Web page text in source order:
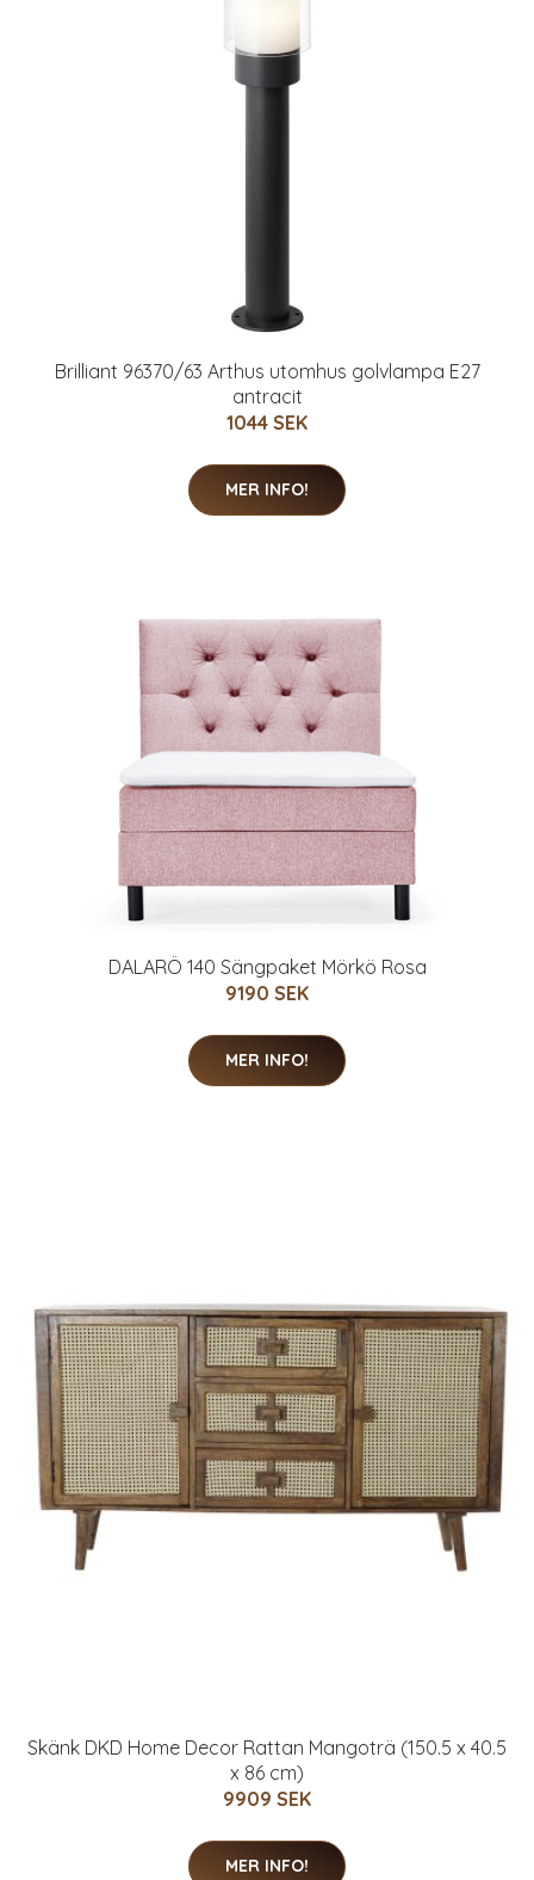
Brilliant 96370/63 Arthus utomhus golvlampa E27
antracit
1044 SEK
MER INFO!
DALARÖ 140 Sängpaket Mörkö Rosa
9190 SEK
MER INFO!
Skänk DKD Home Decor Rattan Mangoträ (150.5 x 40.5
x 86 cm)
9909 SEK
MER INFO!